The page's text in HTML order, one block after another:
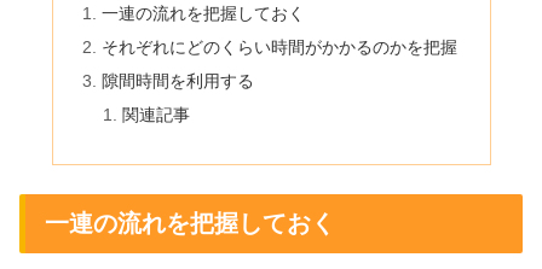
一連の流れを把握しておく
それぞれにどのくらい時間がかかるのかを把握
隙間時間を利用する
関連記事
一連の流れを把握しておく